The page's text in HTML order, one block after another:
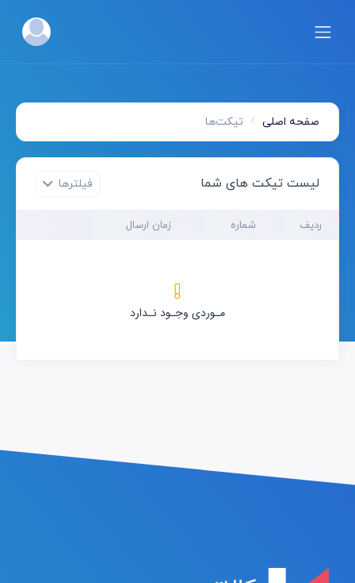
صفحه اصلی تیکت‌ها
لیست تیکت ها‌ی شما فیلترها
ردیف شماره زمان ارسال
暂无数据